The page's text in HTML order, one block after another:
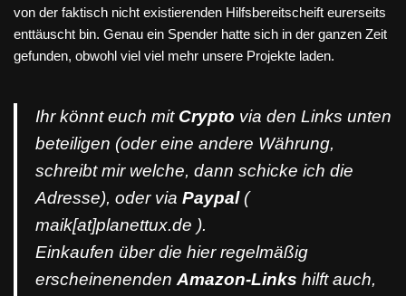
von der faktisch nicht existierenden Hilfsbereitscheift eurerseits
enttäuscht bin. Genau ein Spender hatte sich in der ganzen Zeit
gefunden, obwohl viel viel mehr unsere Projekte laden.
Ihr könnt euch mit Crypto via den Links unten
beteiligen (oder eine andere Währung,
schreibt mir welche, dann schicke ich die
Adresse), oder via Paypal(
maik[at]planettux.de ).
Einkaufen über die hier regelmäßig
erscheinenenden Amazon-Links hilft auch,